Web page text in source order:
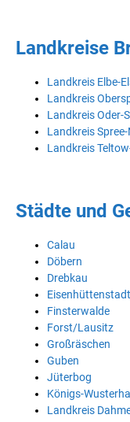
Landkreise
Landkreis Elbe-
Landkreis
Landkreis Oder-
Landkreis
Landkreis
Städte und
Calau
Döbern
Drebkau
Eisenhüttenstadt
Finsterwalde
Forst/Lausitz
Großräschen
Guben
Jüterbog
Königs-
Landkreis